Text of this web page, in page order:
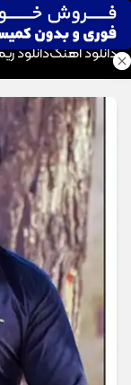
موزیک تار
دانلود آهنگدانلود